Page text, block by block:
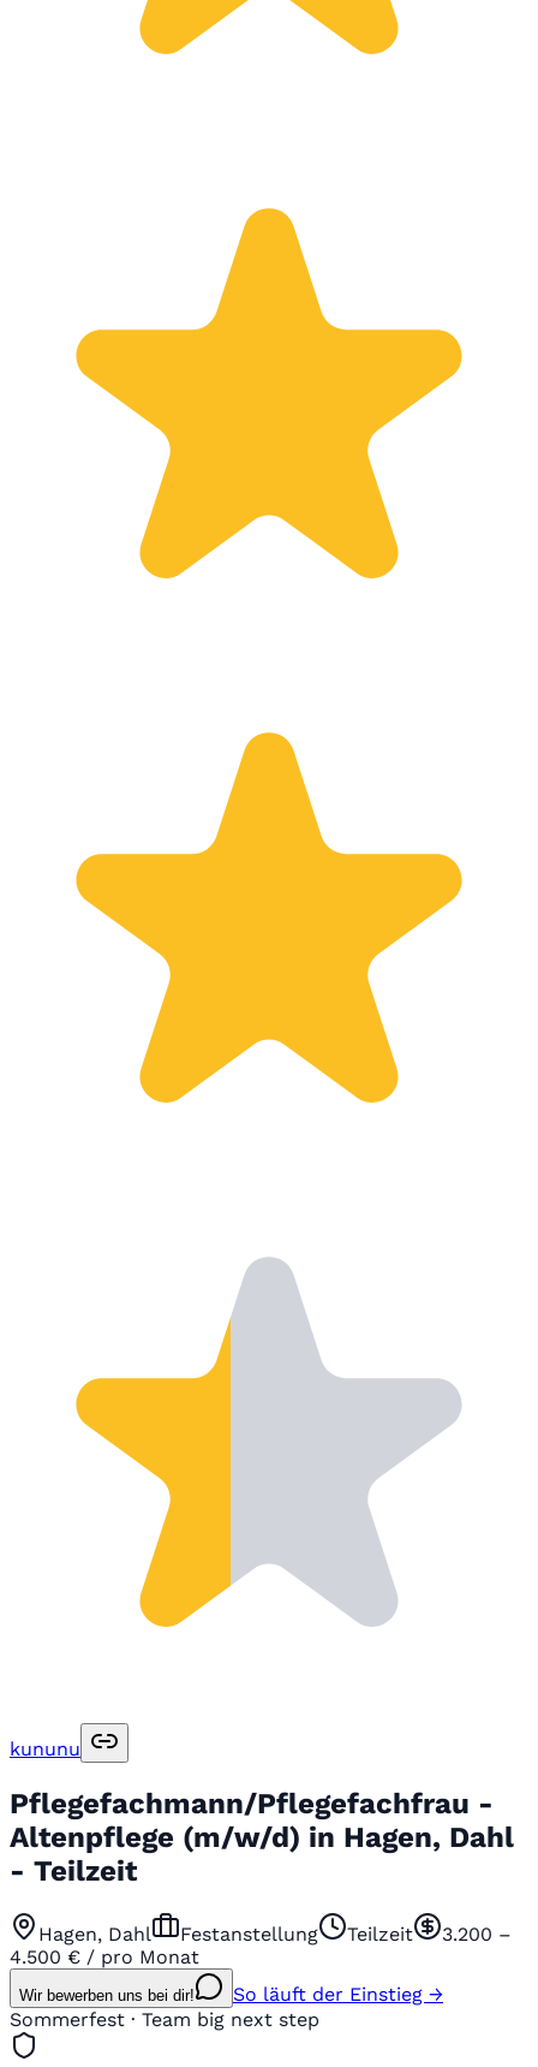
kununu
Pflegefachmann/Pflegefachfrau -
Altenpflege (m/w/d) in Hagen, Dahl
- Teilzeit
Hagen, Dahl Festanstellung Teilzeit
3.200 –
4.500 € / pro Monat
Wir bewerben uns bei dir!
So läuft der Einstieg →
Sommerfest · Team big next step